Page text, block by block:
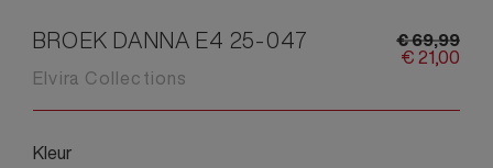
BROEK DANNA E4 25-047
Elvira Collections
€69,99
€21,00
Kleur